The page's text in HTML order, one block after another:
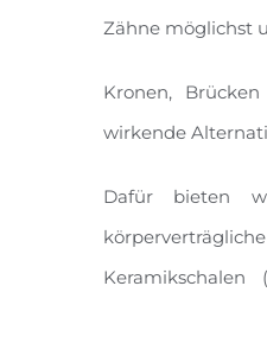
Zähne möglichst
Kronen,
wirkende
Dafür bieten